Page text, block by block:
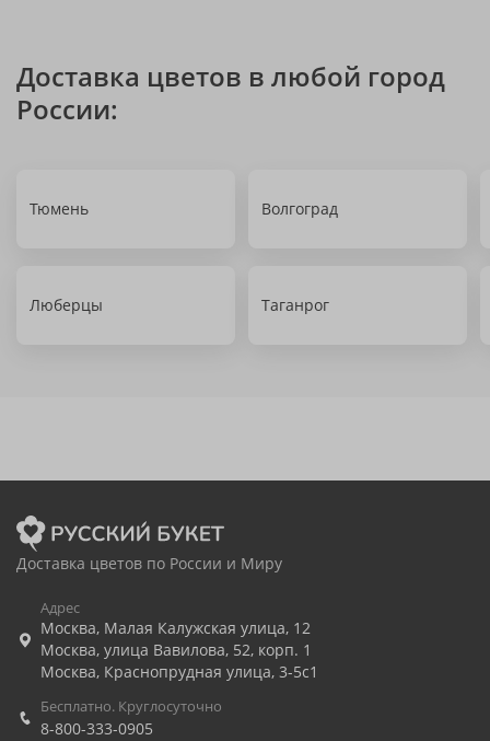
Доставка цветов в любой город
России:
Тюмень Волгоград
Люберцы Таганрог
Доставка цветов по России и Миру
Адрес
Москва, Малая Калужская улица, 12
Москва, улица Вавилова, 52, корп. 1
Москва, Краснопрудная улица, 3-5с1
Бесплатно. Круглосуточно
8-800-333-0905